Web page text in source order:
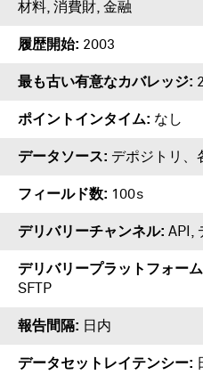
材料, 消費財, 金融
履歴開始 2003
最も古い有意なカバレッジ
ポイントインタイム なし
データソース デポジトリ、
フィールド数 100s
デリバリーチャンネル API,
デリバリープラットフォーム
SFTP
報告間隔 日内
データセットレイテンシー